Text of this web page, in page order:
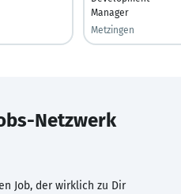
Manager
Metzingen
Netzwerk
Job, der wirklich zu Dir